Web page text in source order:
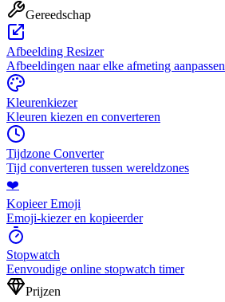
Gereedschap
Afbeelding Resizer
Afbeeldingen naar elke afmeting aanpassen
Kleurenkiezer
Kleuren kiezen en converteren
Tijdzone Converter
Tijd converteren tussen wereldzones
❤️
Kopieer Emoji
Emoji-kiezer en kopieerder
Stopwatch
Eenvoudige online stopwatch timer
Prijzen